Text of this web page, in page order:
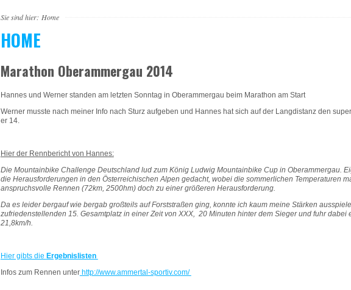
Sie sind hier: Home
HOME
Marathon Oberammergau 2014
Hannes und Werner standen am letzten Sonntag in Oberammergau beim Marathon am Start
Werner musste nach meiner Info nach Sturz aufgeben und Hannes hat sich auf der Langdistanz den
er 14.
Hier der Rennbericht von Hannes:
Die Mountainbike Challenge Deutschland lud zum König Ludwig Mountainbike Cup in Oberammergau.
die Herausforderungen in den Österreichischen Alpen gedacht, wobei die sommerlichen Temperaturen
anspruchsvolle Rennen (72km, 2500hm) doch zu einer größeren Herausforderung.
Da es leider bergauf wie bergab großteils auf Forststraßen ging, konnte ich kaum meine Stärken
zufriedenstellenden 15. Gesamtplatz in einer Zeit von XXX, 20 Minuten hinter dem Sieger und fuhr dabei
21,8km/h.
Hier gibts die Ergebnislisten
Infos zum Rennen unterhttp://www.ammertal-sportiv.com/